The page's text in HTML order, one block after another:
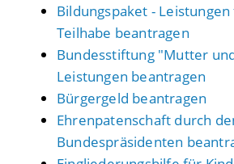
Bildungspaket -
Teilhabe beantragen
Bundesstiftung "Mutter
Leistungen beantragen
Bürgergeld beantragen
Ehrenpatenschaft durch
Bundespräsidenten